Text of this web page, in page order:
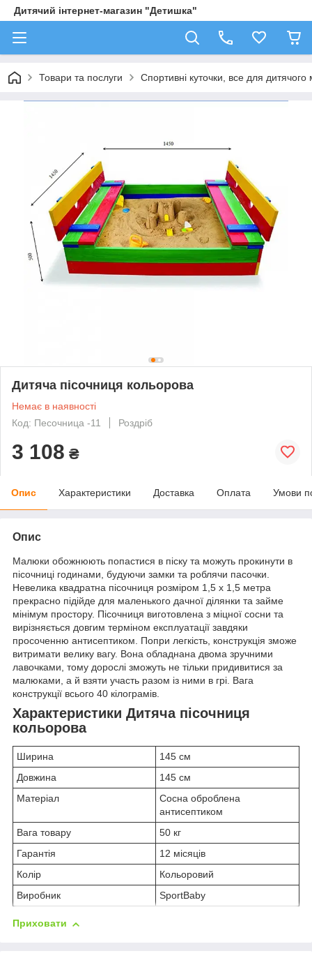
Дитячий інтернет-магазин "Детишка"
Товари та послуги Спортивні куточки, все для
Дитяча пісочниця кольорова
Немає в наявності
Код: Песочница -11
Роздріб
3 108 ₴
Опис Характеристики Доставка Оплата Умови
Опис
Малюки обожнюють попастися в піску та можуть прокинути в
пісочниці годинами, будуючи замки та роблячи пасочки.
Невелика квадратна пісочниця розміром 1,5 x 1,5 метра
прекрасно підійде для маленького дачної ділянки та займе
мінімум простору. Пісочниця виготовлена з міцної сосни та
вирізняється довгим терміном експлуатації завдяки
просоченню антисептиком. Попри легкість, конструкція зможе
витримати велику вагу. Вона обладнана двома зручними
лавочками, тому дорослі зможуть не тільки придивитися за
малюками, а й взяти участь разом із ними в грі. Вага
конструкції всього 40 кілограмів.
Характеристики Дитяча пісочниця
кольорова
Ширина
145 см
Довжина
145 см
Матеріал
Сосна оброблена
антисептиком
Вага товару
50 кг
Гарантія
12 місяців
Колір
Кольоровий
Виробник
SportBaby
Приховати